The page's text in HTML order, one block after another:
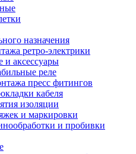
назначения
ретро-электрики
аксессуары
реле
пресс фитингов
кабеля
изоляции
и маркировки
и пробивки